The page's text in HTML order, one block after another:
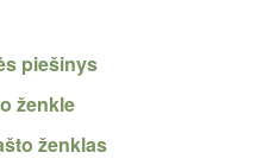
piešinys
ženkle
ženklas